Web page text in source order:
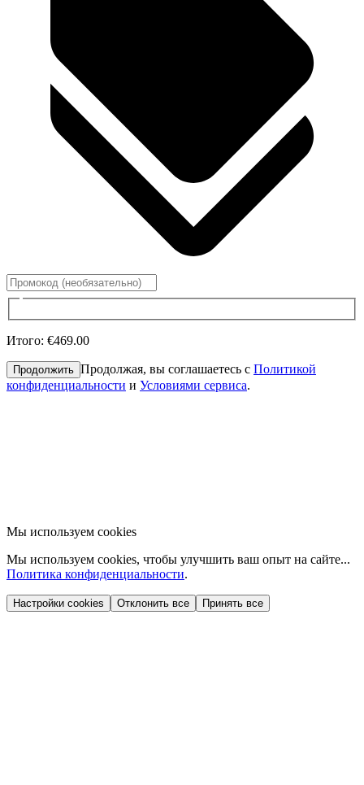
Итого: €469.00
Продолжить Продолжая, вы соглашаетесь с Политикой
конфиденциальности и Условиями сервиса.
Мы используем cookies
Мы используем cookies, чтобы улучшить ваш опыт на сайте...
Политика конфиденциальности.
Настройки cookies Отклонить все Принять все